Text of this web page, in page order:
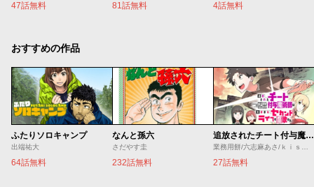
47話無料 81話無料 4話無料
おすすめの作品
ふたりソロキャンプ
出端祐大
64話無料
なんと孫六
さだやす圭
232話無料
追放されたチート付与魔術師は気ままなセカンドライフを謳歌する。 ～俺は武器だけじゃなく、あらゆるものに『強化ポイント』を付与できるし、俺の意思でいつでも効果を解除できるけど、残った人たち大丈夫？～
業務用餅/六志麻あさ/ｋｉｓｕｉ
27話無料